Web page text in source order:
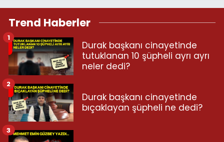
Trend Haberler
Durak başkanı cinayetinde
tutuklanan 10 şüpheli ayrı ayrı
neler dedi?
1
Durak başkanı cinayetinde
bıçaklayan şüpheli ne dedi?
2
3